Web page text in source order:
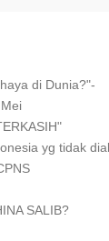
di Dunia?"-
yg tidak
SALIB?